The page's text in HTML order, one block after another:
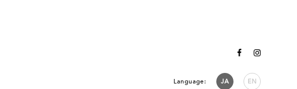
Language: JA EN